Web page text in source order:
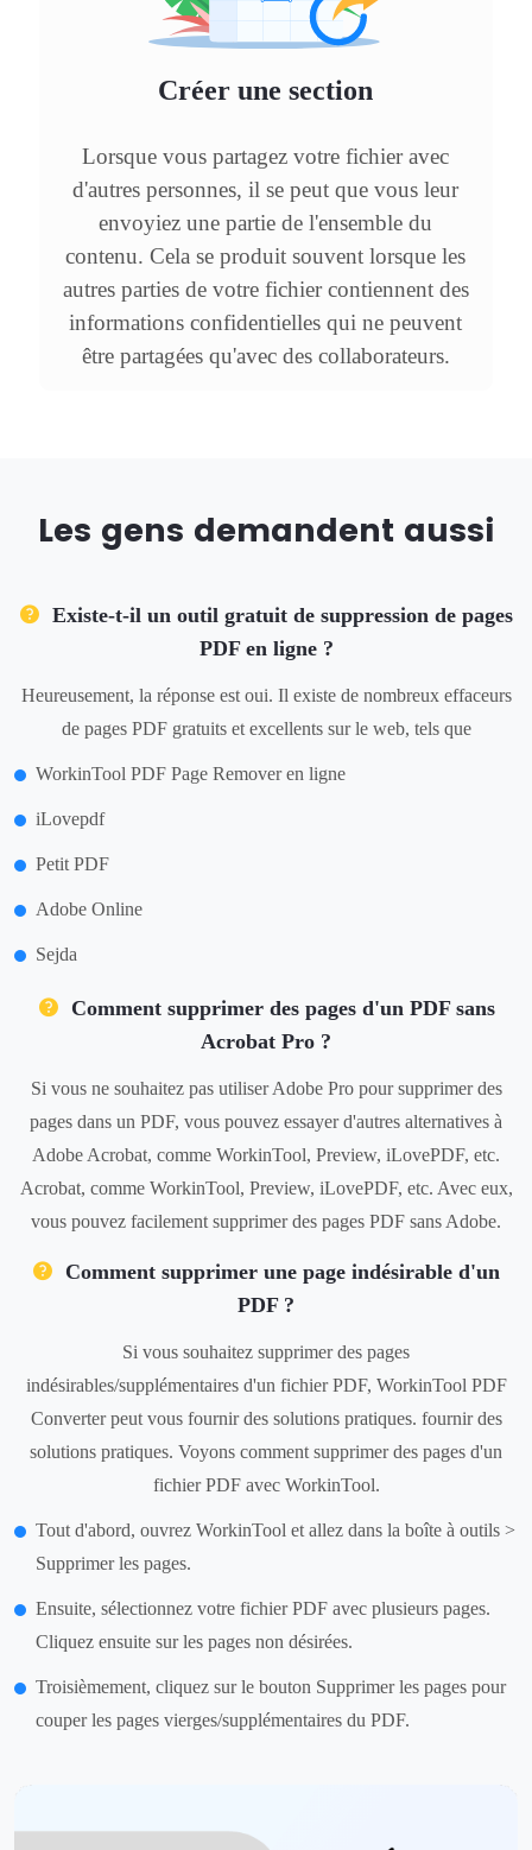
Créer une section
Lorsque vous partagez votre fichier avec
d'autres personnes, il se peut que vous leur
envoyiez une partie de l'ensemble du
contenu. Cela se produit souvent lorsque les
autres parties de votre fichier contiennent des
informations confidentielles qui ne peuvent
être partagées qu'avec des collaborateurs.
Les gens demandent aussi
Existe-t-il un outil gratuit de suppression de pages
PDF en ligne ?
Heureusement, la réponse est oui. Il existe de nombreux effaceurs
de pages PDF gratuits et excellents sur le web, tels que
WorkinTool PDF Page Remover en ligne
iLovepdf
Petit PDF
Adobe Online
Sejda
Comment supprimer des pages d'un PDF sans
Acrobat Pro ?
Si vous ne souhaitez pas utiliser Adobe Pro pour supprimer des
pages dans un PDF, vous pouvez essayer d'autres alternatives à
Adobe Acrobat, comme WorkinTool, Preview, iLovePDF, etc.
Acrobat, comme WorkinTool, Preview, iLovePDF, etc. Avec eux,
vous pouvez facilement supprimer des pages PDF sans Adobe.
Comment supprimer une page indésirable d'un
PDF ?
Si vous souhaitez supprimer des pages
indésirables/supplémentaires d'un fichier PDF, WorkinTool PDF
Converter peut vous fournir des solutions pratiques. fournir des
solutions pratiques. Voyons comment supprimer des pages d'un
fichier PDF avec WorkinTool.
Tout d'abord, ouvrez WorkinTool et allez dans la boîte à outils >
Supprimer les pages.
Ensuite, sélectionnez votre fichier PDF avec plusieurs pages.
Cliquez ensuite sur les pages non désirées.
Troisièmement, cliquez sur le bouton Supprimer les pages pour
couper les pages vierges/supplémentaires du PDF.